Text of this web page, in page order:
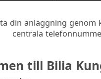
din anläggning genom
centrala
till Bilia